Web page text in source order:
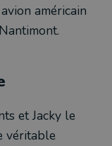
américain
et Jacky le
véritable